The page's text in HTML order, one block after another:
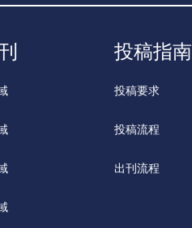
投稿指南
投稿要求
投稿流程
出刊流程